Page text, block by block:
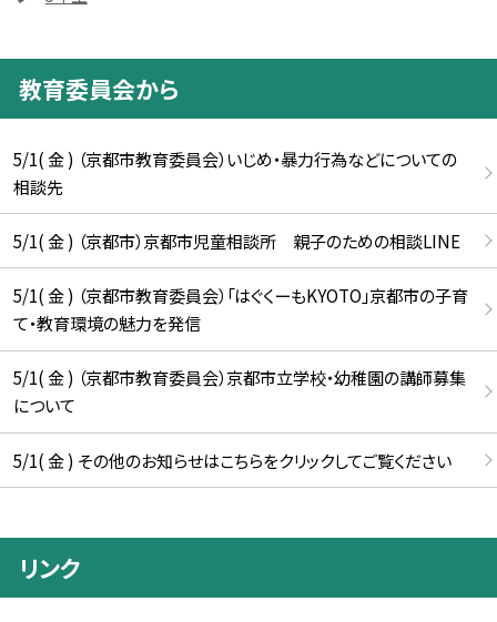
教育委員会から
5/1( 金 ) （京都市教育委員会）いじめ・暴力行為などについての
相談先
5/1( 金 ) （京都市）京都市児童相談所 親子のための相談LINE
5/1( 金 ) （京都市教育委員会）「はぐくーもKYOTO」京都市の子育
て・教育環境の魅力を発信
5/1( 金 ) （京都市教育委員会）京都市立学校・幼稚園の講師募集
について
5/1( 金 ) その他のお知らせはこちらをクリックしてご覧ください
リンク